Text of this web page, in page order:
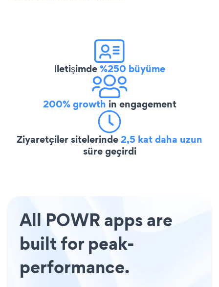
İletişimde%250 büyüme
200% growth in engagement
Ziyaretçiler sitelerinde2,5 kat daha uzun
süre geçirdi
All POWR apps are
built for peak-
performance.